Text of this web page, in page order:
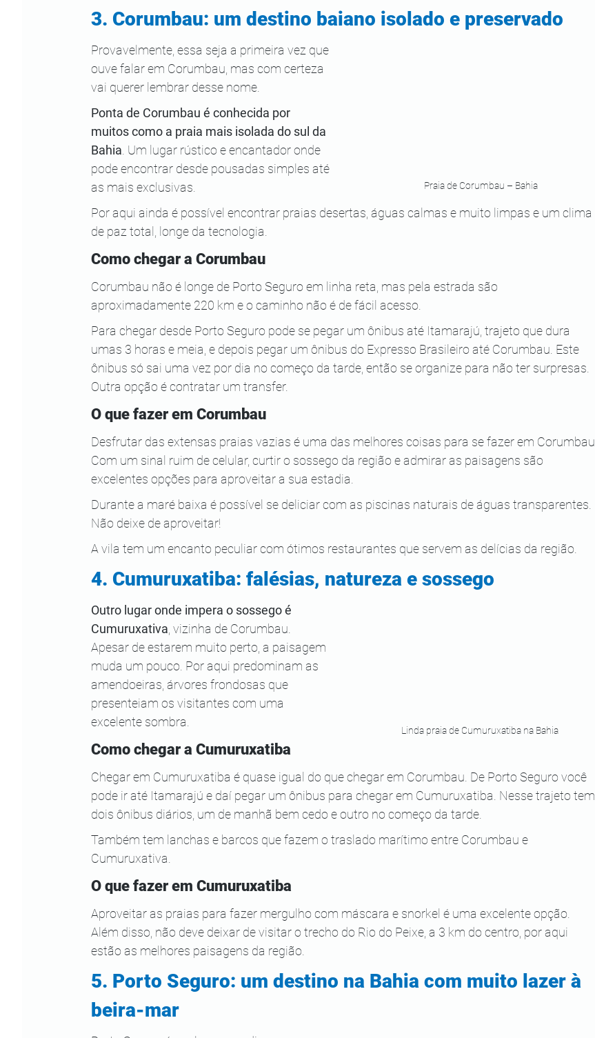
3. Corumbau: um destino baiano isolado e preservado
Praia de Corumbau – Bahia
Provavelmente, essa seja a primeira vez que
ouve falar em Corumbau, mas com certeza
vai querer lembrar desse nome.
Ponta de Corumbau é conhecida por
muitos como a praia mais isolada do sul da
Bahia . Um lugar rústico e encantador onde
pode encontrar desde pousadas simples até
as mais exclusivas.
Por aqui ainda é possível encontrar praias desertas, águas calmas e muito limpas e um clima
de paz total, longe da tecnologia.
Como chegar a Corumbau
Corumbau não é longe de Porto Seguro em linha reta, mas pela estrada são
aproximadamente 220 km e o caminho não é de fácil acesso.
Para chegar desde Porto Seguro pode se pegar um ônibus até Itamarajú, trajeto que dura
umas 3 horas e meia, e depois pegar um ônibus do Expresso Brasileiro até Corumbau. Este
ônibus só sai uma vez por dia no começo da tarde, então se organize para não ter surpresas.
Outra opção é contratar um transfer.
O que fazer em Corumbau
Desfrutar das extensas praias vazias é uma das melhores coisas para se fazer em Corumbau.
Com um sinal ruim de celular, curtir o sossego da região e admirar as paisagens são
excelentes opções para aproveitar a sua estadia.
Durante a maré baixa é possível se deliciar com as piscinas naturais de águas transparentes.
Não deixe de aproveitar!
A vila tem um encanto peculiar com ótimos restaurantes que servem as delícias da região.
4. Cumuruxatiba: falésias, natureza e sossego
Linda praia de Cumuruxatiba na Bahia
Outro lugar onde impera o sossego é
Cumuruxativa , vizinha de Corumbau.
Apesar de estarem muito perto, a paisagem
muda um pouco. Por aqui predominam as
amendoeiras, árvores frondosas que
presenteiam os visitantes com uma
excelente sombra.
Como chegar a Cumuruxatiba
Chegar em Cumuruxatiba é quase igual do que chegar em Corumbau. De Porto Seguro você
pode ir até Itamarajú e daí pegar um ônibus para chegar em Cumuruxatiba. Nesse trajeto tem
dois ônibus diários, um de manhã bem cedo e outro no começo da tarde.
Também tem lanchas e barcos que fazem o traslado marítimo entre Corumbau e
Cumuruxativa.
O que fazer em Cumuruxatiba
Aproveitar as praias para fazer mergulho com máscara e snorkel é uma excelente opção.
Além disso, não deve deixar de visitar o trecho do Rio do Peixe, a 3 km do centro, por aqui
estão as melhores paisagens da região.
5. Porto Seguro: um destino na Bahia com muito lazer à
beira-mar